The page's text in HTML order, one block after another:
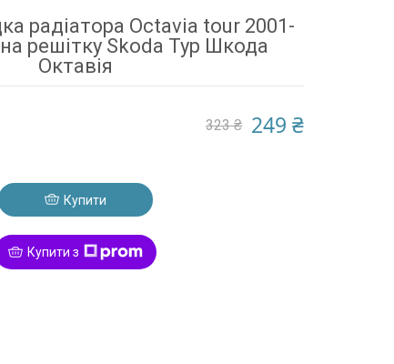
радіатора Octavia tour 2001-
решітку Skoda Тур Шкода
Октавія
323 ₴ 249 ₴
Купити
Купити з